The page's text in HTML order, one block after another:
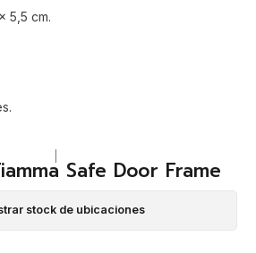
5,5 cm.
Safe Door Frame
stock de ubicaciones